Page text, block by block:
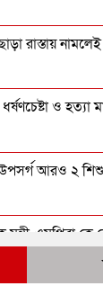
রাস্তায়
ও হত্যা
উপসর্গ আরও ২
মন্ত্রী-এমপিরা কে